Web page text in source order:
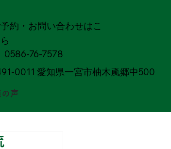
0586-76-7578
声
約・お問い合わせはこ
0011 愛知県一宮市柚木颪郷中500